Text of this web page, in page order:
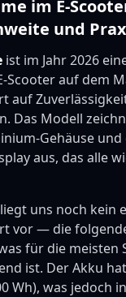
im E-
und
ist im Jahr 2026
Scooter auf dem
auf
Das Modell
Gehäuse und
aus, das alle
uns noch kein
vor — die
für die meisten
ist. Der Akku
Wh), was jedoch